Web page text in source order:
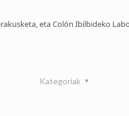
eta Colón Ibilbideko
Kategoriak